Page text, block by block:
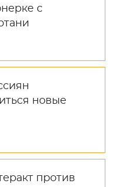
с
новые
против